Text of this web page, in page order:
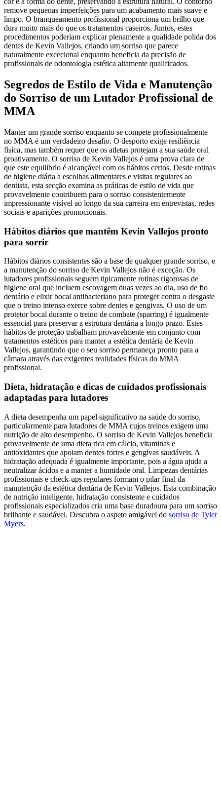
remove pequenas imperfeições para um acabamento mais suave e
limpo. O branqueamento profissional proporciona um brilho que
dura muito mais do que os tratamentos caseiros. Juntos, estes
procedimentos poderiam explicar plenamente a qualidade polida dos
dentes de Kevin Vallejos, criando um sorriso que parece
naturalmente excecional enquanto beneficia da precisão de
profissionais de odontologia estética altamente qualificados.
Segredos de Estilo de Vida e Manutenção
do Sorriso de um Lutador Profissional de
MMA
Manter um grande sorriso enquanto se compete profissionalmente
no MMA é um verdadeiro desafio. O desporto exige resiliência
física, mas também requer que os atletas protejam a sua saúde oral
proativamente. O sorriso de Kevin Vallejos é uma prova clara de
que este equilíbrio é alcançável com os hábitos certos. Desde rotinas
de higiene diária a escolhas alimentares e visitas regulares ao
dentista, esta secção examina as práticas de estilo de vida que
provavelmente contribuem para o sorriso consistentemente
impressionante visível ao longo da sua carreira em entrevistas, redes
sociais e aparições promocionais.
Hábitos diários que mantêm Kevin Vallejos pronto
para sorrir
Hábitos diários consistentes são a base de qualquer grande sorriso, e
a manutenção do sorriso de Kevin Vallejos não é exceção. Os
lutadores profissionais seguem tipicamente rotinas rigorosas de
higiene oral que incluem escovagem duas vezes ao dia, uso de fio
dentário e elixir bocal antibacteriano para proteger contra o desgaste
que o treino intenso exerce sobre dentes e gengivas. O uso de um
protetor bocal durante o treino de combate (sparring) é igualmente
essencial para preservar a estrutura dentária a longo prazo. Estes
hábitos de proteção trabalham provavelmente em conjunto com
tratamentos estéticos para manter a estética dentária de Kevin
Vallejos, garantindo que o seu sorriso permaneça pronto para a
câmara através das exigentes realidades físicas do MMA
profissional.
Dieta, hidratação e dicas de cuidados profissionais
adaptadas para lutadores
A dieta desempenha um papel significativo na saúde do sorriso,
particularmente para lutadores de MMA cujos treinos exigem uma
nutrição de alto desempenho. O sorriso de Kevin Vallejos beneficia
provavelmente de uma dieta rica em cálcio, vitaminas e
antioxidantes que apoiam dentes fortes e gengivas saudáveis. A
hidratação adequada é igualmente importante, pois a água ajuda a
neutralizar ácidos e a manter a humidade oral. Limpezas dentárias
profissionais e check-ups regulares formam o pilar final da
manutenção da estética dentária de Kevin Vallejos. Esta combinação
de nutrição inteligente, hidratação consistente e cuidados
profissionais especializados cria uma base duradoura para um sorriso
brilhante e saudável. Descubra o aspeto amigável do sorriso de Tyler
Myers.